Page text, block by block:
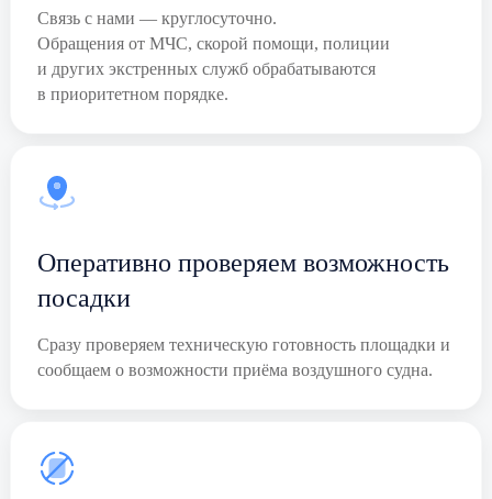
Связь с нами — круглосуточно.
Обращения от МЧС, скорой помощи, полиции
и других экстренных служб обрабатываются
в приоритетном порядке.
Оперативно проверяем возможность
посадки
Сразу проверяем техническую готовность площадки и
сообщаем о возможности приёма воздушного судна.